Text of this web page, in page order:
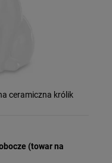
ceramiczna królik
(towar na